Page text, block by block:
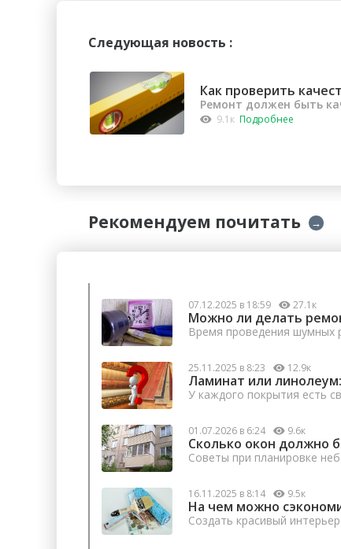
Следующая новость :
Как проверить
Ремонт должен быть
9.1к Подробнее
Рекомендуем почитать →
07.12.2025 в 18:59 27.1к
Можно ли делать
Время проведения шумных
25.11.2025 в 8:23 12.9к
Ламинат или
У каждого покрытия есть
01.07.2026 в 6:24 9.6к
Сколько окон должно
Советы при планировке
16.11.2025 в 8:14 9.5к
На чем можно
Создать красивый